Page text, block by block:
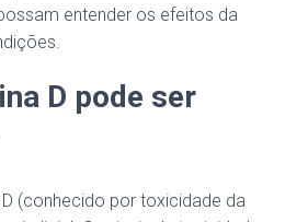
entender os efeitos da
D pode ser
D (conhecido por toxicidade da